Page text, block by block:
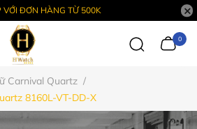
VỚI ĐƠN HÀNG TỪ 500K
0
Carnival Quartz /
8160L-VT-DD-X